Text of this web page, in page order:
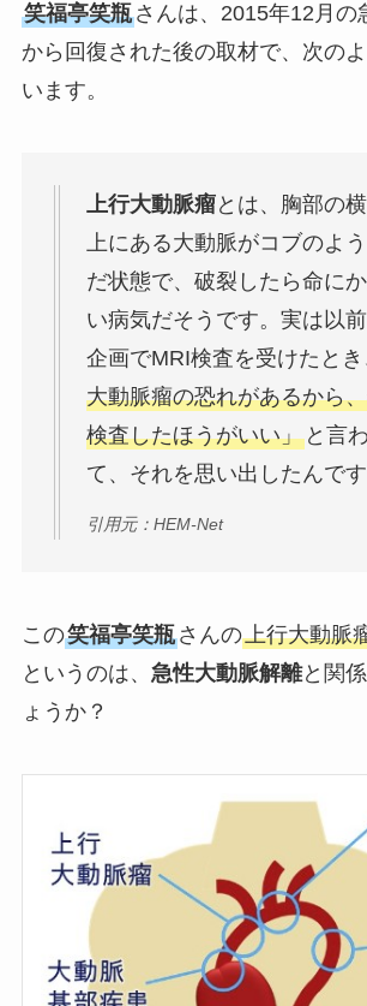
笑福亭笑瓶さんは、2015年12月の
から回復された後の取材で、次の
います。
上行大動脈瘤とは、胸部の
上にある大動脈がコブのよ
だ状態で、破裂したら命に
い病気だそうです。実は以
企画でMRI検査を受けたとき
大動脈瘤の恐れがあるから
検査したほうがいい」と言
て、それを思い出したんです
引用元：HEM-Net
この笑福亭笑瓶さんの上行大動脈
というのは、 急性大動脈解離と関
ょうか？